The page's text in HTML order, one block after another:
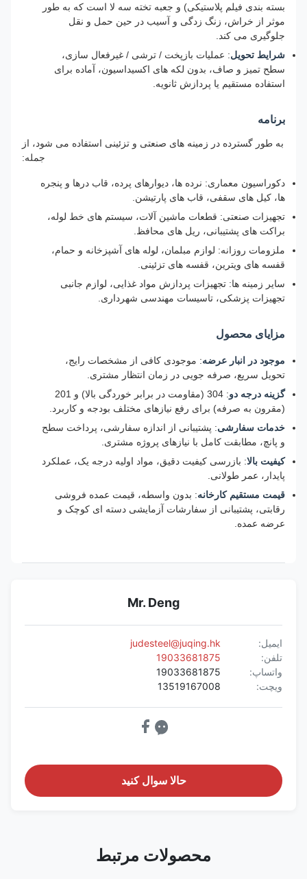
بسته بندی فیلم پلاستیکی) و جعبه تخته سه لا است که به طور
موثر از خراش، زنگ زدگی و آسیب در حین حمل و نقل
جلوگیری می کند.
شرایط تحویل: عملیات بازپخت / ترشی / غیرفعال سازی،
سطح تمیز و صاف، بدون لکه های اکسیداسیون، آماده برای
استفاده مستقیم یا پردازش ثانویه.
برنامه
به طور گسترده در زمینه های صنعتی و تزئینی استفاده می شود، از
جمله:
دکوراسیون معماری: نرده ها، دیوارهای پرده، قاب درها و پنجره
ها، کیل های سقفی، قاب های پارتیشن.
تجهیزات صنعتی: قطعات ماشین آلات، سیستم های خط لوله،
براکت های پشتیبانی، ریل های محافظ.
ملزومات روزانه: لوازم مبلمان، لوله های آشپزخانه و حمام،
قفسه های ویترین، قفسه های تزئینی.
سایر زمینه ها: تجهیزات پردازش مواد غذایی، لوازم جانبی
تجهیزات پزشکی، تاسیسات مهندسی شهرداری.
مزایای محصول
موجود در انبار عرضه: موجودی کافی از مشخصات رایج،
تحویل سریع، صرفه جویی در زمان انتظار مشتری.
گزینه درجه دو
: 304 (مقاومت در برابر خوردگی بالا) و 201
(مقرون به صرفه) برای رفع نیازهای مختلف بودجه و کاربرد.
خدمات سفارشی: پشتیبانی از اندازه سفارشی، پرداخت سطح
و پانچ، مطابقت کامل با نیازهای پروژه مشتری.
کیفیت بالا: بازرسی کیفیت دقیق، مواد اولیه درجه یک، عملکرد
پایدار، عمر طولانی.
قیمت مستقیم کارخانه: بدون واسطه، قیمت عمده فروشی
رقابتی، پشتیبانی از سفارشات آزمایشی دسته ای کوچک و
عرضه عمده.
Mr. Deng
ایمیل:
judesteel@juqing.hk
تلفن:
19033681875
واتساپ:
19033681875
ویچت:
13519167008
حالا سوال کنيد
محصولات مرتبط